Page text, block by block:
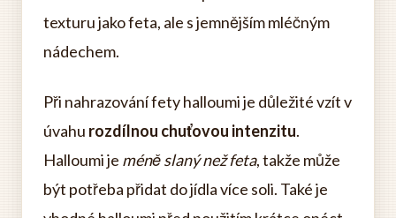
texturu jako feta, ale s jemnějším mléčným
nádechem.
Při nahrazování fety halloumi je důležité vzít v
úvahu rozdílnou chuťovou intenzitu.
Halloumi je méně slaný než feta, takže může
být potřeba přidat do jídla více soli. Také je